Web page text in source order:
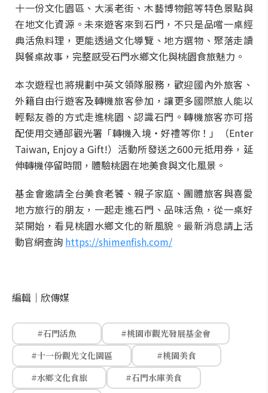
十一份文化園區、大溪老街、木藝博物館等特色景點與
在地文化資源。未來遊客來到石門，不只是品嚐一桌經
典活魚料理，更能透過文化導覽、地方選物、聚落走讀
與餐桌故事，完整感受石門水鄉文化與桃園食旅魅力。
本次遊程也將規劃中英文領隊服務，歡迎國內外旅客、
外籍自由行遊客及轉機旅客參加，讓更多國際旅人能以
輕鬆友善的方式走進桃園、認識石門。轉機旅客亦可搭
配使用交通部觀光署「轉機入境・好禮等你！」（Enter
Taiwan, Enjoy a Gift!）活動所發送之600元抵用券，延
伸轉機停留時間，體驗桃園在地美食與文化風景。
基金會邀請全台美食老饕、親子家庭、團體旅客與喜愛
地方旅行的朋友，一起走進石門、品味活魚，從一桌好
菜開始，看見桃園水鄉文化的新風貌。最新消息請上活
動官網查詢 https://shimenfish.com/
編輯｜ 欣傳媒
#石門活魚
#桃園市觀光發展基金會
#十一份觀光文化園區
#桃園美食
#水鄉文化食旅
#石門水庫美食